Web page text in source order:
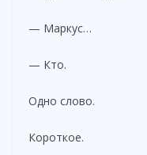
— Маркус…
— Кто.
Одно слово.
Короткое.